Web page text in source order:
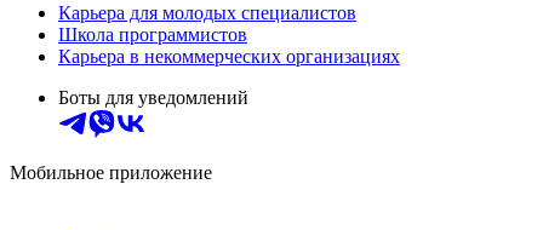
Карьера для молодых специалистов
Школа программистов
Карьера в некоммерческих организациях
Боты для уведомлений
Мобильное приложение